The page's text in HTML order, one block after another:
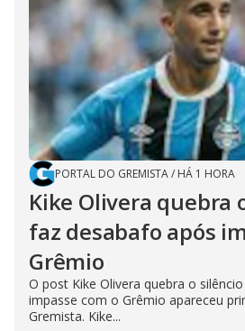
PORTAL DO GREMISTA/ HÁ 1 HORA
Kike Olivera quebra
faz desabafo após
Grêmio
O post Kike Olivera quebra o
impasse com o Grêmio apareceu
Gremista. Kike...